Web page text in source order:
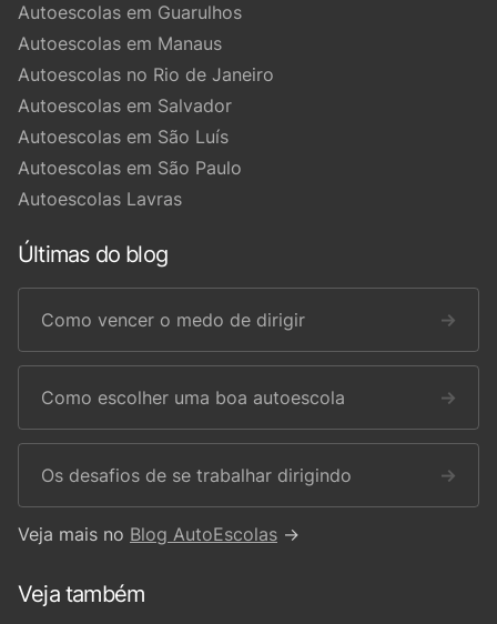
Autoescolas em Guarulhos
Autoescolas em Manaus
Autoescolas no Rio de Janeiro
Autoescolas em Salvador
Autoescolas em São Luís
Autoescolas em São Paulo
Autoescolas Lavras
Últimas do blog
Como vencer o medo de dirigir →
Como escolher uma boa autoescola →
Os desafios de se trabalhar dirigindo →
Veja mais no Blog AutoEscolas →
Veja também